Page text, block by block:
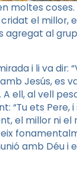
moltes coses.
el millor,
agregat al
i li va dir:
Jesús, es
ell, al vell
“Tu ets Pere,
el millor ni el
amb Déu i